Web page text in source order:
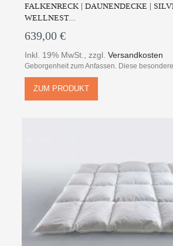
FALKENRECK | DAUNENDECKE |
WELLNEST...
639,00 €
Inkl. 19% MwSt. ,zzgl.Versandkosten
Geborgenheit zum Anfassen. Diese
ZUM PRODUKT